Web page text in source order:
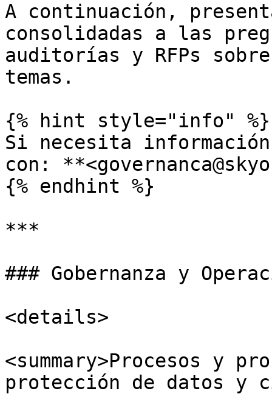
A continuación,
consolidadas a las
auditorías y RFPs
temas.
{% hint style="info" %}
Si necesita
con:
{% endhint %}
***
### Gobernanza y
<details>
<summary>Procesos y
protección de datos y